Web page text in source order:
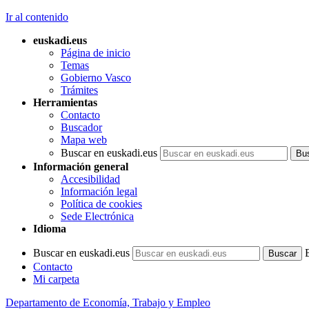
Ir al contenido
euskadi.eus
Página de inicio
Temas
Gobierno Vasco
Trámites
Herramientas
Contacto
Buscador
Mapa web
Buscar en euskadi.eus
Información general
Accesibilidad
Información legal
Política de cookies
Sede Electrónica
Idioma
Buscar en euskadi.eus
Contacto
Mi carpeta
Departamento de Economía, Trabajo y Empleo